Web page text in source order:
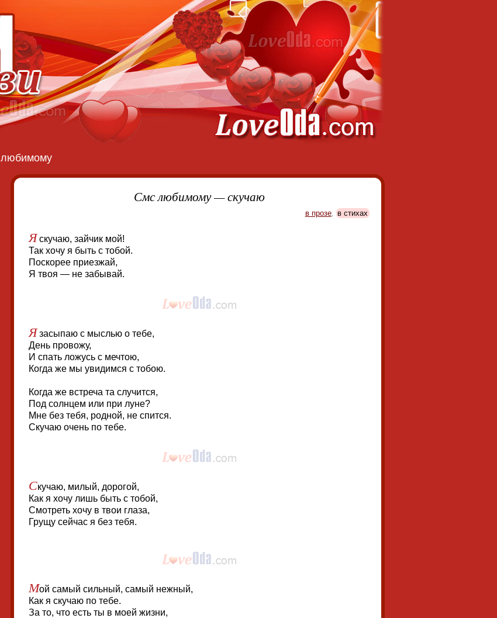
любимому
Смс любимому — скучаю
в прозе, в стихах
Я скучаю, зайчик мой!
Так хочу я быть с тобой.
Поскорее приезжай,
Я твоя — не забывай.
Я засыпаю с мыслью о тебе,
День провожу,
И спать ложусь с мечтою,
Когда же мы увидимся с тобою.
Когда же встреча та случится,
Под солнцем или при луне?
Мне без тебя, родной, не спится.
Скучаю очень по тебе.
Скучаю, милый, дорогой,
Как я хочу лишь быть с тобой,
Смотреть хочу в твои глаза,
Грущу сейчас я без тебя.
Мой самый сильный, самый нежный,
Как я скучаю по тебе.
За то, что есть ты в моей жизни,